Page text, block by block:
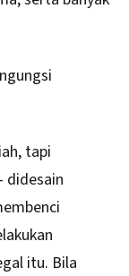
tapi
didesain
itu. Bila